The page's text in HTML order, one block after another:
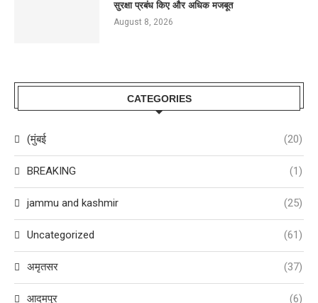
सुरक्षा प्रबंध किए और अधिक मजबूत
August 8, 2026
CATEGORIES
(मुंबई (20)
BREAKING (1)
jammu and kashmir (25)
Uncategorized (61)
अमृतसर (37)
आदमपुर (6)